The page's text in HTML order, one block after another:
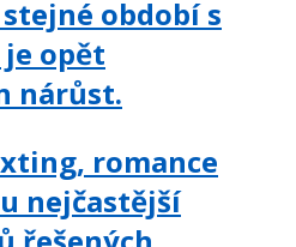
období s
je opět
nárůst.
romance
nejčastější